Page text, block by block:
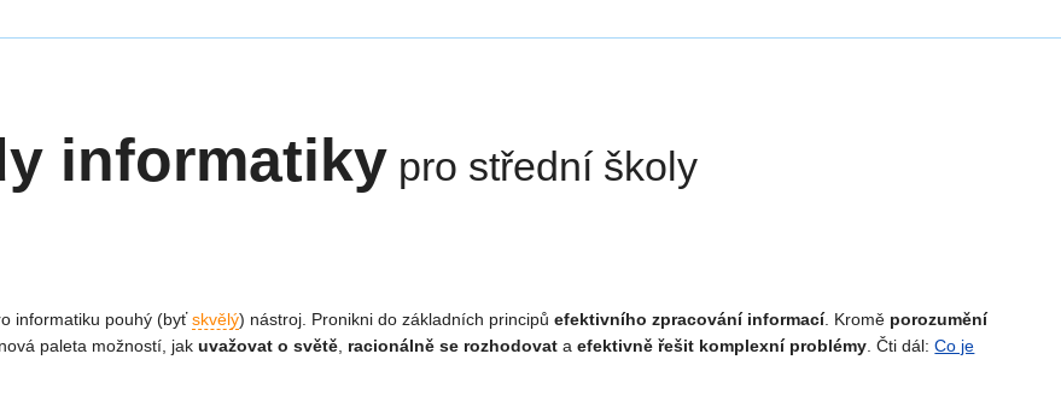
informatiky pro střední školy
informatiku pouhý (byťskvělý) nástroj. Pronikni do základních principůefektivního zpracování informací. Kromě porozumění
paleta možností, jakuvažovat o světě racionálně se rozhodovat aefektivně řešit komplexní problémy . Čti dál:Co je